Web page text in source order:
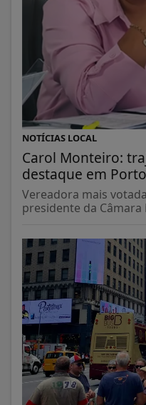
NOTÍCIAS LOCAL
Carol Monteiro:
destaque em
Vereadora mais
presidente da Câmara